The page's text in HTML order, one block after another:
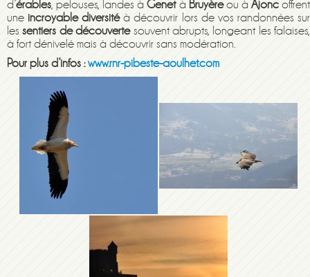
d’érables, pelouses, landes àGenetà Bruyèreou à Ajoncoffrent
uneincroyable diversitéà découvrir lors de vos randonnées sur
lessentiers de découvertesouvent abrupts, longeant les falaises,
à fort dénivelé mais à découvrir sans modération.
Pour plus d’infos :www.rnr-pibeste-aoulhet.com